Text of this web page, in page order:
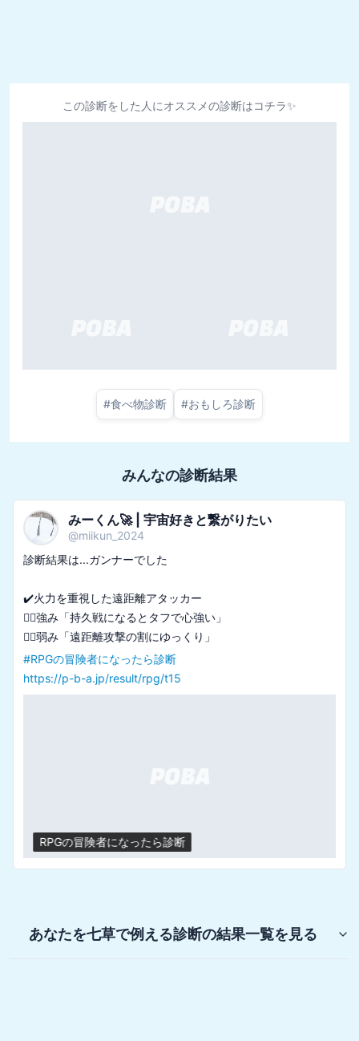
この診断をした人にオススメの診断はコチラ✨
#食べ物診断 #おもしろ診断
みんなの診断結果
みーくん🚀 | 宇宙好きと繋がりたい
@miikun_2024
診断結果は...ガンナーでした
✔️火力を重視した遠距離アタッカー
🙆‍♀️強み「持久戦になるとタフで心強い」
#RPGの冒険者になったら診断
https://p-b-a.jp/result/rpg/t15
RPGの冒険者になったら診断
あなたを七草で例える診断の結果一覧を見る